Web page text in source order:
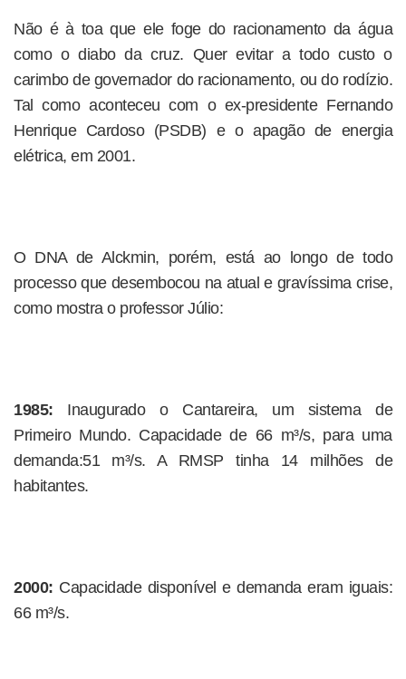
Não é à toa que ele foge do racionamento da água
como o diabo da cruz. Quer evitar a todo custo o
carimbo de governador do racionamento, ou do rodízio.
Tal como aconteceu com o ex-presidente Fernando
Henrique Cardoso (PSDB) e o apagão de energia
elétrica, em 2001.
O DNA de Alckmin, porém, está ao longo de todo
processo que desembocou na atual e gravíssima crise,
como mostra o professor Júlio:
1985: Inaugurado o Cantareira, um sistema de
Primeiro Mundo. Capacidade de 66 m³/s, para uma
demanda:51 m³/s. A RMSP tinha 14 milhões de
habitantes.
2000: Capacidade disponível e demanda eram iguais:
66 m³/s.